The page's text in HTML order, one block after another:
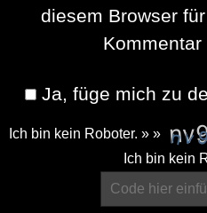
diesem Browser
Ja, füge mich zu
Ich bin kein Roboter. » »
Ich bin kein